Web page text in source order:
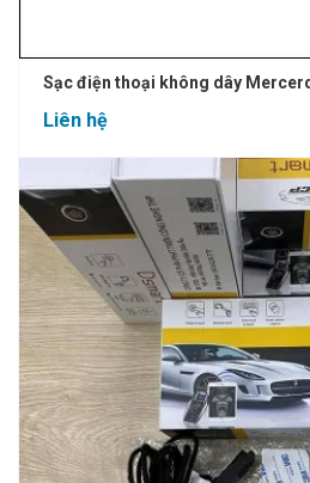
Sạc điện thoại không dây
Liên hệ